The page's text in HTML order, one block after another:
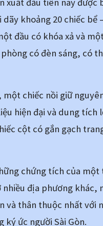
xuất đầu tiên nay được
khoảng 20 chiếc bể
đầu có khóa xả và
có đèn sáng, có
một chiếc nồi giữ
hiện đại và dung tích
cột có gắn gạch
chứng tích của một
nhiều địa phương khác,
và thân thuộc nhất với
ức người Sài Gòn.